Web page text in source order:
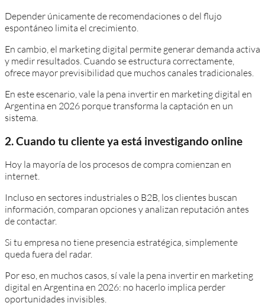
Depender únicamente de recomendaciones o del flujo
espontáneo limita el crecimiento.
En cambio, el marketing digital permite generar demanda activa
y medir resultados. Cuando se estructura correctamente,
ofrece mayor previsibilidad que muchos canales tradicionales.
En este escenario, vale la pena invertir en marketing digital en
Argentina en 2026 porque transforma la captación en un
sistema.
2. Cuando tu cliente ya está investigando online
Hoy la mayoría de los procesos de compra comienzan en
internet.
Incluso en sectores industriales o B2B, los clientes buscan
información, comparan opciones y analizan reputación antes
de contactar.
Si tu empresa no tiene presencia estratégica, simplemente
queda fuera del radar.
Por eso, en muchos casos, sí vale la pena invertir en marketing
digital en Argentina en 2026: no hacerlo implica perder
oportunidades invisibles.